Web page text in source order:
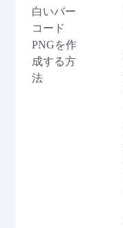
白いバー
コード
PNGを作
成する方
法